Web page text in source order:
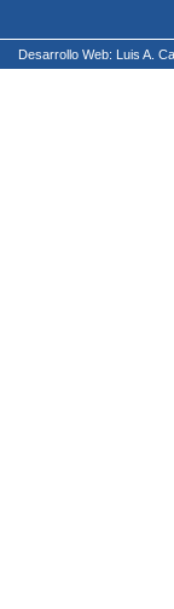
Desarrollo Web: Luis